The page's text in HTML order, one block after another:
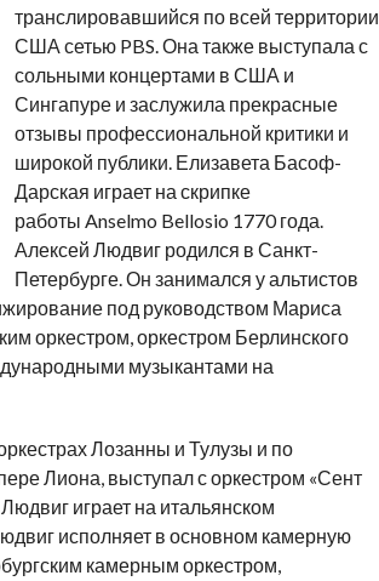
транслировавшийся по всей территории
США сетью PBS. Она также выступала с
сольными концертами в США и
Сингапуре и заслужила прекрасные
отзывы профессиональной критики и
широкой публики. Елизавета Басоф-
Дарская играет на скрипке
работы Anselmo Bellosio 1770 года.
Алексей Людвиг родился в Санкт-
Петербурге. Он занимался у альтистов
под руководством Мариса
оркестром, оркестром Берлинского
музыкантами на
Лозанны и Тулузы и по
Лиона, выступал с оркестром «Сент
играет на итальянском
исполняет в основном камерную
камерным оркестром,